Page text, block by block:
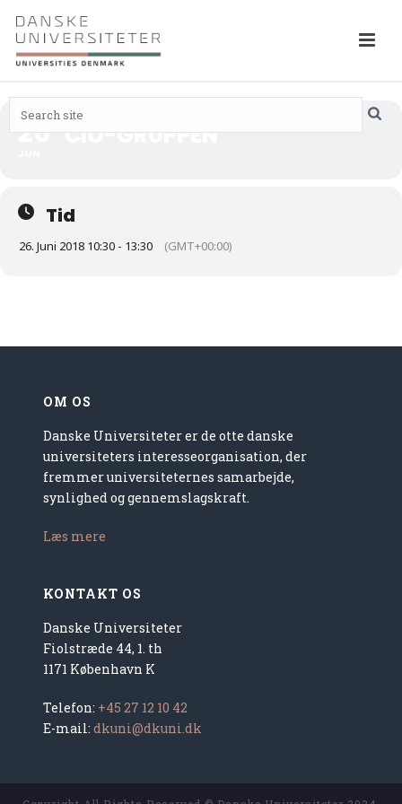
26 CIO-GRUPPEN
Tid
26. Juni 2018 10:30 - 13:30 (GMT+00:00)
OM OS
Danske Universiteter er de otte danske
universiteters interesseorganisation, der
fremmer universiteternes samarbejde,
synlighed og gennemslagskraft.
Læs mere
KONTAKT OS
Danske Universiteter
Fiolstræde 44, 1. th
1171 København K
Telefon: +45 27 12 10 42
E-mail:dkuni@dkuni.dk